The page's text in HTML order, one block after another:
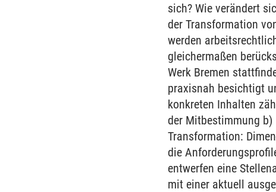
sich? Wie verändert
der Transformation
werden
gleichermaßen
Werk Bremen
praxisnah besichtigt
konkreten Inhalten
der Mitbestimmung
Transformation:
die
entwerfen eine
mit einer aktuell